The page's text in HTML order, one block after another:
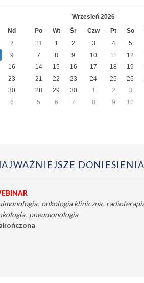
Nd
2
9
16
23
30
6
Wrzesień 2026
Po
Wt Śr Czw Pt So
31
1 2 3 4 5
7
8 9 10 11 12
14
15 16 17 18 19
21
22 23 24 25 26
28
29 30 1 2 3
5
6 7 8 9 10
onkologia kliniczna
pneumonologia